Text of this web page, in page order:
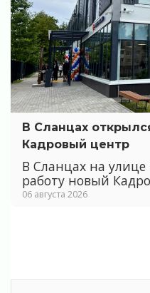
В Сланцах
Кадровый центр
В Сланцах на
работу новый
06 августа 2026